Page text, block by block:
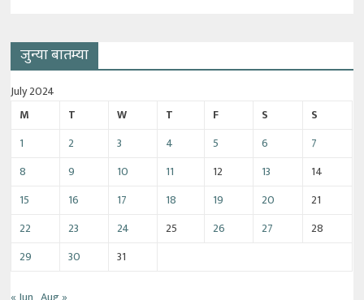
जुन्या बातम्या
July 2024
M
T W T F S
S
1
2 3 4 5 6
7
8
9 10 11 12 13
14
15
16 17 18 19 20
21
22
23 24 25 26 27
28
29
30 31